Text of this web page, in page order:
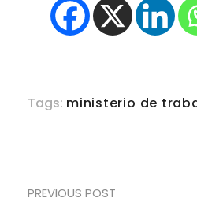
Tags: ministerio de
PREVIOUS POST